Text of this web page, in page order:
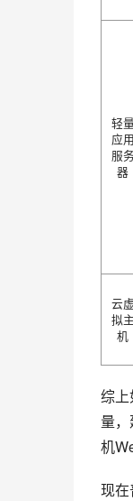
轻量
应用
服务
器
云虚
拟主
机
综
量
机
现